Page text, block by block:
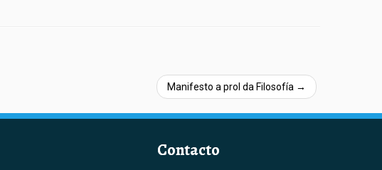
Manifesto a prol da Filosofía →
Contacto